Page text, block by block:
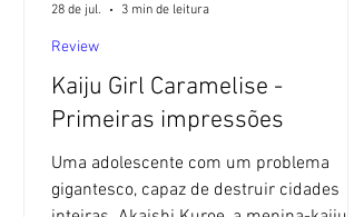
Kaiju Girl Caramelise -
Primeiras impressões
Uma adolescente com um problema
gigantesco, capaz de destruir cidades
Review
28 de jul.
3 min de leitura